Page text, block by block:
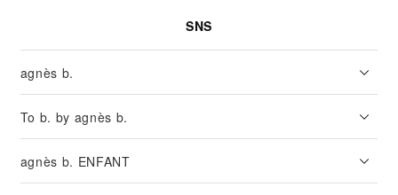
SNS
agnès b.
To b. by agnès b.
agnès b. ENFANT